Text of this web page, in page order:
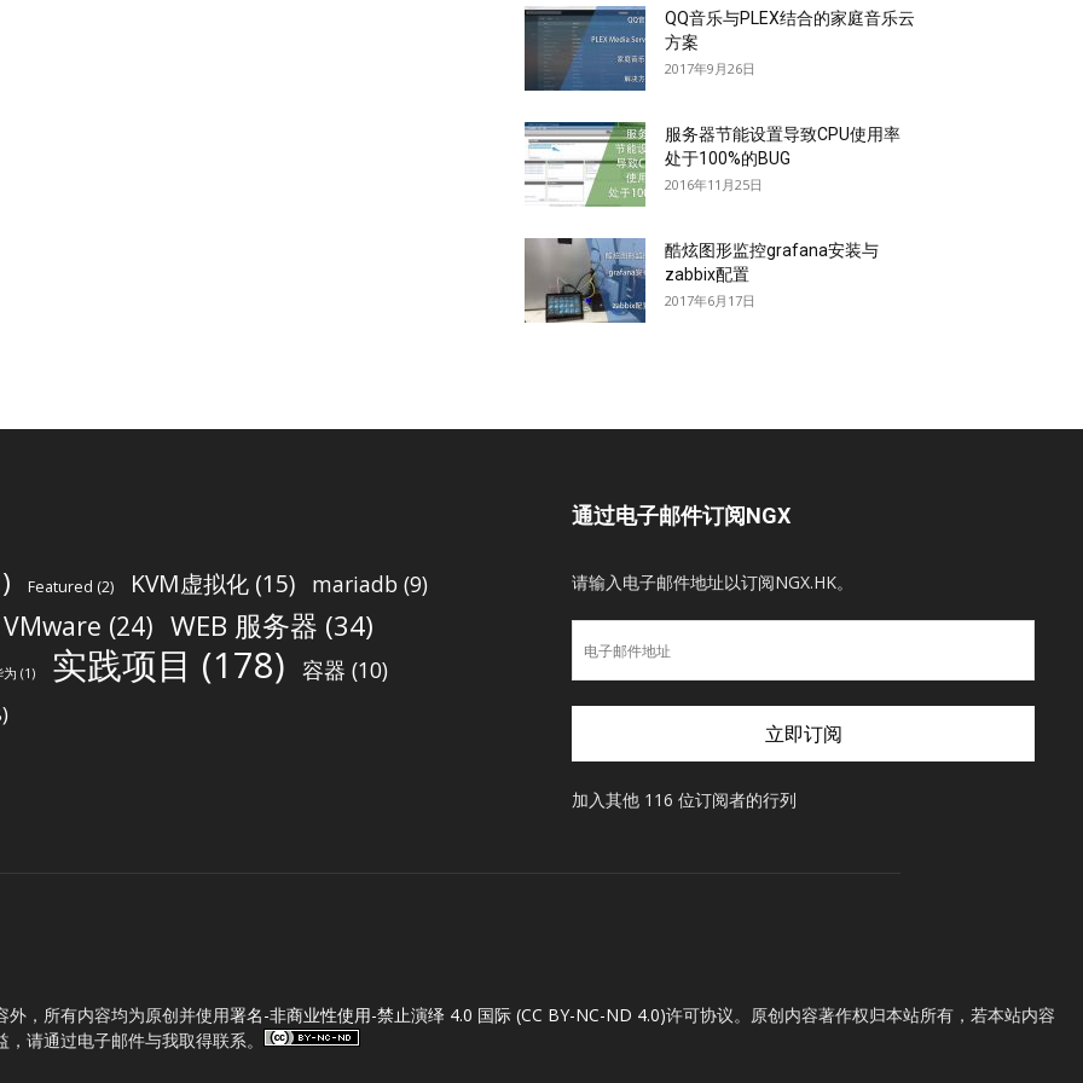
QQ音乐与PLEX结合的家庭音乐云
方案
2017年9月26日
服务器节能设置导致CPU使用率
处于100%的BUG
2016年11月25日
酷炫图形监控grafana安装与
zabbix配置
2017年6月17日
Featured (2) KVM虚拟化 (15) mariadb (9)
VMware (24) WEB 服务器 (34)
为 (1) 实践项目 (178) 容器 (10)
通过电子邮件订阅NGX
请输入电子邮件地址以订阅NGX.HK。
子
邮
件
址
立即订阅
加入其他 116 位订阅者的行列
外，所有内容均为原创并使用署名-非商业性使用-禁止演绎 4.0 国际 (CC BY-NC-ND 4.0)许可协议。原创内容著作权归本站所有，若本站内容
请通过电子邮件与我取得联系。